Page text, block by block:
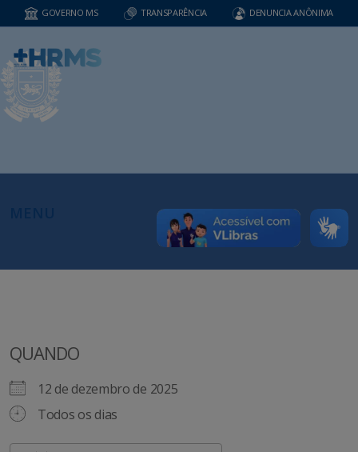
GOVERNO MS TRANSPARÊNCIA DENUNCIA ANÔNIMA
QUANDO
12 de dezembro de 2025
Todos os dias